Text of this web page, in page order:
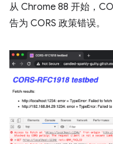
从 Chrome 88 开始，
告为 CORS 政策错误。